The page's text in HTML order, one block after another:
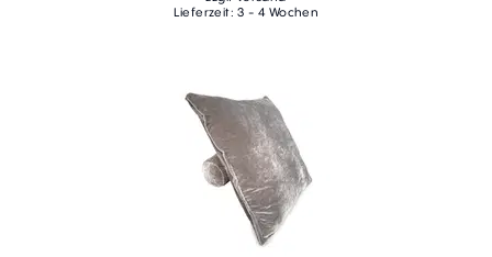
Lieferzeit: 3 - 4 Wochen